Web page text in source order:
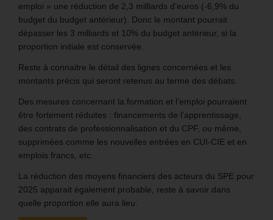
emploi » une réduction de 2,3 milliards d’euros (-6,9% du
budget du budget antérieur). Donc le montant pourrait
dépasser les 3 milliards et 10% du budget antérieur, si la
proportion initiale est conservée.
Reste à connaitre le détail des lignes concernées et les
montants précis qui seront retenus au terme des débats.
Des mesures concernant la formation et l’emploi pourraient
être fortement réduites : financements de l’apprentissage,
des contrats de professionnalisation et du CPF, ou même,
supprimées comme les nouvelles entrées en CUI-CIE et en
emplois francs, etc.
La réduction des moyens financiers des acteurs du SPE pour
2025 apparait également probable, reste à savoir dans
quelle proportion elle aura lieu.